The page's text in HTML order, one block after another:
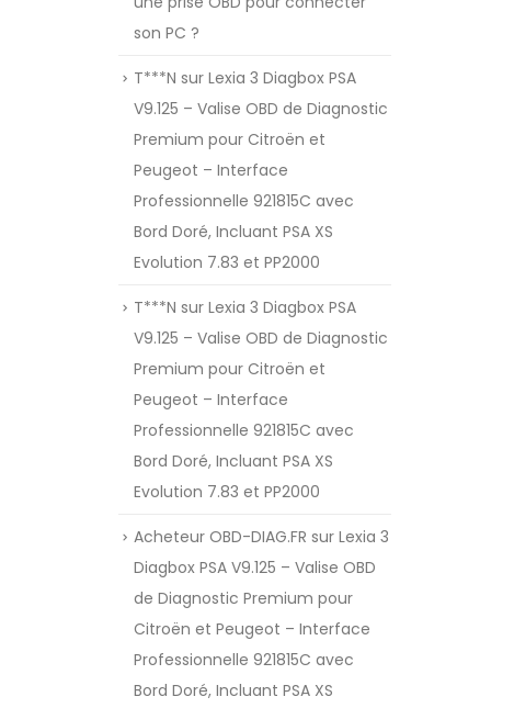
son PC ?
T***N sur Lexia 3 Diagbox PSA
V9.125 – Valise OBD de Diagnostic
Premium pour Citroën et
Peugeot – Interface
Professionnelle 921815C avec
Bord Doré, Incluant PSA XS
Evolution 7.83 et PP2000
T***N sur Lexia 3 Diagbox PSA
V9.125 – Valise OBD de Diagnostic
Premium pour Citroën et
Peugeot – Interface
Professionnelle 921815C avec
Bord Doré, Incluant PSA XS
Evolution 7.83 et PP2000
Acheteur OBD-DIAG.FR sur Lexia 3
Diagbox PSA V9.125 – Valise OBD
de Diagnostic Premium pour
Citroën et Peugeot – Interface
Professionnelle 921815C avec
Bord Doré, Incluant PSA XS